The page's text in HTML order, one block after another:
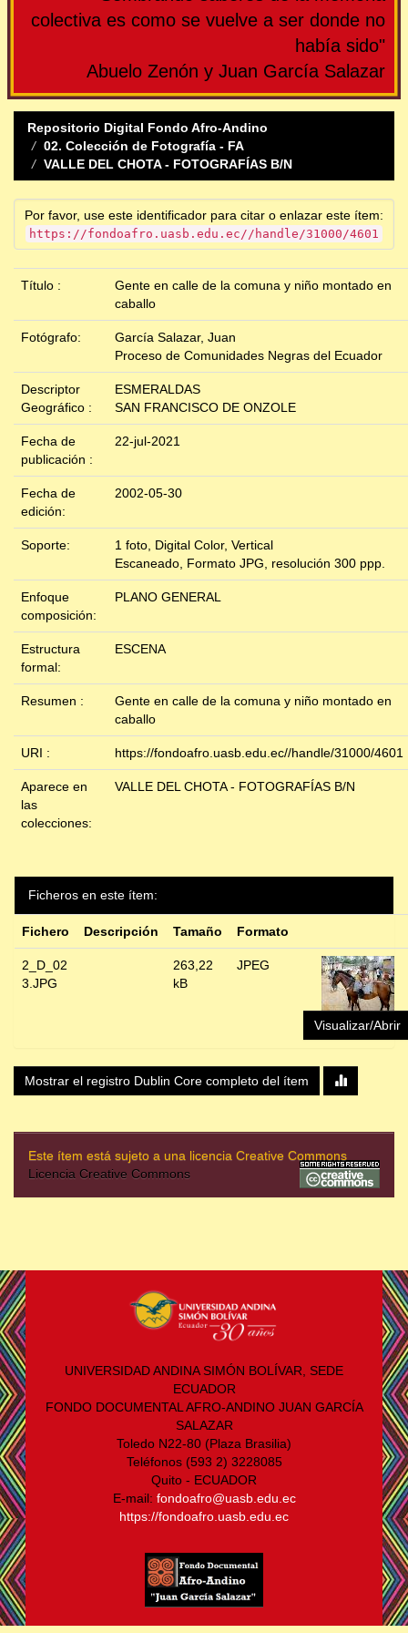
colectiva es como se vuelve a ser donde no
había sido"
Abuelo Zenón y Juan García Salazar
Repositorio Digital Fondo Afro-Andino
02. Colección de Fotografía - FA
VALLE DEL CHOTA - FOTOGRAFÍAS B/N
Por favor, use este identificador para citar o enlazar este ítem:
https://fondoafro.uasb.edu.ec//handle/31000/4601
Título :
Gente en calle de la comuna y niño montado en
caballo
Fotógrafo:
García Salazar, Juan
Proceso de Comunidades Negras del Ecuador
Descriptor
Geográfico :
ESMERALDAS
SAN FRANCISCO DE ONZOLE
Fecha de
publicación :
22-jul-2021
Fecha de
edición:
2002-05-30
Soporte:
1 foto, Digital Color, Vertical
Escaneado, Formato JPG, resolución 300 ppp.
Enfoque
composición:
PLANO GENERAL
Estructura
formal:
ESCENA
Resumen :
Gente en calle de la comuna y niño montado en
caballo
URI : https://fondoafro.uasb.edu.ec//handle/31000/4601
Aparece en
las
colecciones:
VALLE DEL CHOTA - FOTOGRAFÍAS B/N
Ficheros en este ítem:
Fichero Descripción Tamaño Formato
2_D_02
3.JPG
263,22
kB
JPEG
Visualizar/Abrir
Mostrar el registro Dublin Core completo del ítem
Este ítem está sujeto a una licencia Creative Commons
Licencia Creative Commons
UNIVERSIDAD ANDINA SIMÓN BOLÍVAR, SEDE
ECUADOR
FONDO DOCUMENTAL AFRO-ANDINO JUAN GARCÍA
SALAZAR
Toledo N22-80 (Plaza Brasilia)
Teléfonos (593 2) 3228085
Quito - ECUADOR
E-mail: fondoafro@uasb.edu.ec
https://fondoafro.uasb.edu.ec